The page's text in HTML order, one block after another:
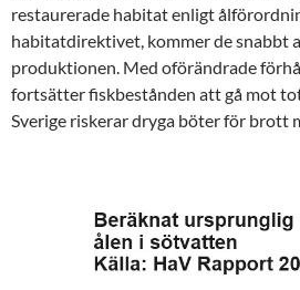
restaurerade habitat enligt
habitatdirektivet, kommer de snabbt
produktionen. Med oförändrade
fortsätter fiskbestånden att gå mot
Sverige riskerar dryga böter för brott